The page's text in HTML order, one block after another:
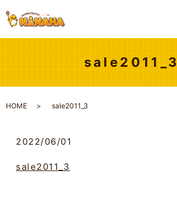
sale2011_3
HOME sale2011_3
2022/06/01
sale2011_3